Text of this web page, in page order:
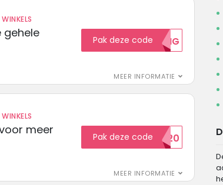
gehele
MEER INFORMATIE
Pak deze code5KORTING
meer
MEER INFORMATIE
Pak deze codeEXTRA20